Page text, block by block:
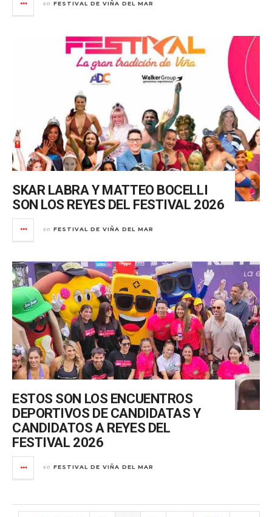
en FESTIVAL DE VIÑA DEL MAR
SKAR LABRA Y MATTEO BOCELLI
SON LOS REYES DEL FESTIVAL 2026
en FESTIVAL DE VIÑA DEL MAR
ESTOS SON LOS ENCUENTROS
DEPORTIVOS DE CANDIDATAS Y
CANDIDATOS A REYES DEL
FESTIVAL 2026
en FESTIVAL DE VIÑA DEL MAR